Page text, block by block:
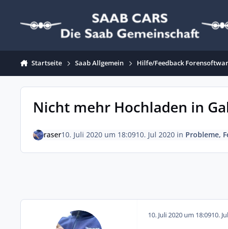
Startseite Saab Allgemein Hilfe/Feedback
Nicht mehr Hochladen in
raser10. Juli 2020 um 18:0910. Jul 2020in Probleme,
10. Juli 2020 um 18:0910.